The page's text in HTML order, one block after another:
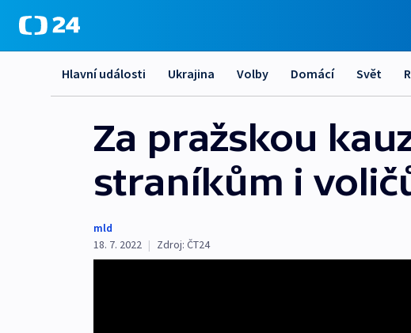
Hlavní události Ukrajina Volby Domácí Svět
Za pražskou
straníkům i
mld
18. 7. 2022 | Zdroj: ČT24